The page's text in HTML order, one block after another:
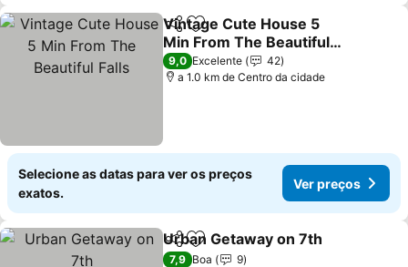
PartilharAdicionar aos favoritos
Vintage Cute House 5
Min From The Beautiful
Falls
Ver preços
9,0 Excelente
42
a 1.0 km de Centro da cidade
Selecione as datas para ver os preços
exatos.
Ver preços
PartilharAdicionar aos favoritos
Urban Getaway on 7th
7,9 Boa
9